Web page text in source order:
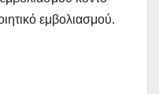
εμβολιασμού.